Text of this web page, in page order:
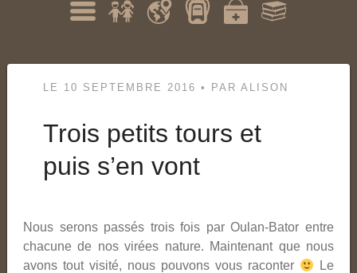
Menu
Qui
sommes-
?
ItinéraireMatérielSanté Bibliographie
LE 10 SEPTEMBRE 2016 • PAR ALISON
Trois petits tours et
puis s’en vont
Nous serons passés trois fois par Oulan-Bator entre
chacune de nos virées nature. Maintenant que nous
avons tout visité, nous pouvons vous raconter
Le